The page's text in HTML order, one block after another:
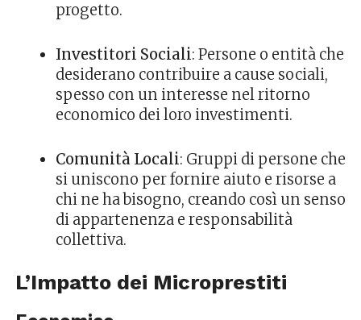
progetto.
Investitori Sociali: Persone o entità che
desiderano contribuire a cause sociali,
spesso con un interesse nel ritorno
economico dei loro investimenti.
Comunità Locali: Gruppi di persone che
si uniscono per fornire aiuto e risorse a
chi ne ha bisogno, creando così un senso
di appartenenza e responsabilità
collettiva.
L’Impatto dei Microprestiti